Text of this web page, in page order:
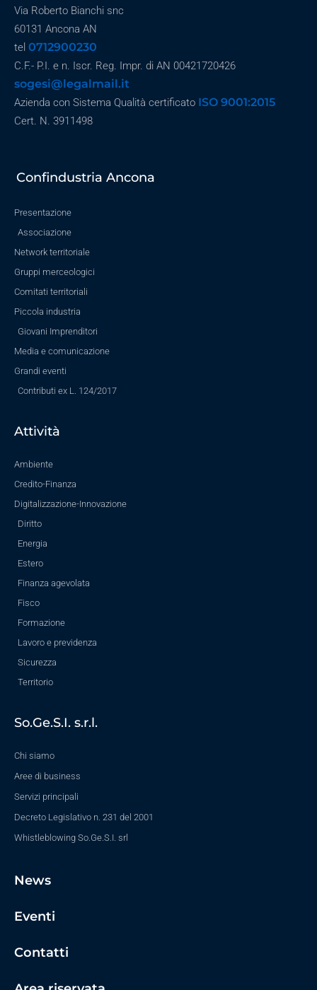
Via Roberto Bianchi snc
60131 Ancona AN
tel 0712900230
C.F.- P.I. e n. Iscr. Reg. Impr. di AN 00421720426
sogesi@legalmail.it
Azienda con Sistema Qualità certificato ISO 9001:2015
Cert. N. 3911498
Confindustria Ancona
Presentazione
Associazione
Network territoriale
Gruppi merceologici
Comitati territoriali
Piccola industria
Giovani Imprenditori
Media e comunicazione
Grandi eventi
Contributi ex L. 124/2017
Attività
Ambiente
Credito-Finanza
Digitalizzazione-Innovazione
Diritto
Energia
Estero
Finanza agevolata
Fisco
Formazione
Lavoro e previdenza
Sicurezza
Territorio
So.Ge.S.I. s.r.l.
Chi siamo
Aree di business
Servizi principali
Decreto Legislativo n. 231 del 2001
Whistleblowing So.Ge.S.I. srl
News
Eventi
Contatti